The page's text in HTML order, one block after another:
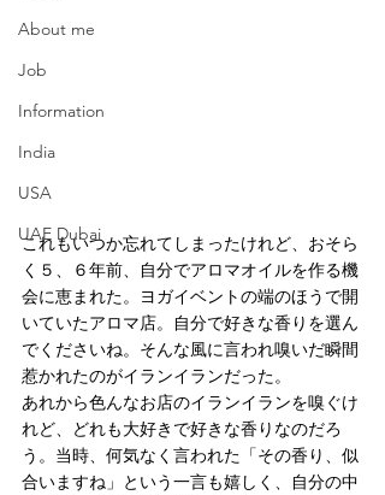
About me
Job
Information
India
USA
UAE Dubai
これもいつか忘れてしまったけれど、おそら
く５、６年前、自分でアロマオイルを作る機
会に恵まれた。ヨガイベントの端のほうで開
いていたアロマ店。自分で好きな香りを選ん
でくださいね。そんな風に言われ嗅いだ瞬間
惹かれたのがイランイランだった。
あれから色んなお店のイランイランを嗅ぐけ
れど、どれも大好きで好きな香りなのだろ
う。当時、何気なく言われた「その香り、似
合いますね」という一言も嬉しく、自分の中